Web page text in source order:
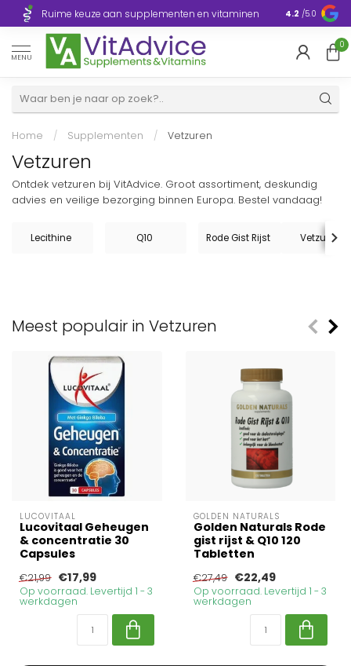
Ruime keuze aan supplementen en vitaminen Europa
4.2 /5.0
MENU
0
Home / Supplementen / Vetzuren
Vetzuren
Ontdek vetzuren bij VitAdvice. Groot assortiment, deskundig
advies en veilige bezorging binnen Europa. Bestel vandaag!
Lecithine Q10 Rode Gist Rijst Vetzuren
Meest populair in Vetzuren
LUCOVITAAL
Lucovitaal Geheugen
& concentratie 30
Capsules
€21,99 €17,99
Op voorraad. Levertijd 1 - 3
werkdagen
GOLDEN NATURALS
Golden Naturals Rode
gist rijst & Q10 120
Tabletten
€27,49 €22,49
Op voorraad. Levertijd 1 - 3
werkdagen